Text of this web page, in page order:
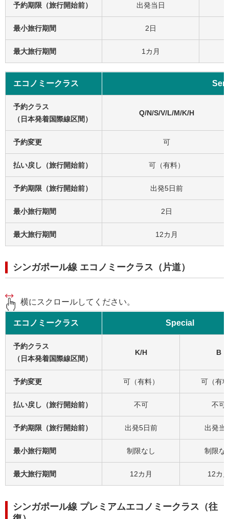
予約期限（旅行開始前） 出発当日
最小旅行期間 2日
最大旅行期間 1カ月
エコノミークラス
予約クラス
（日本発着国際線区間）
Q/N/S/V/L/M/K/H
予約変更 可
払い戻し（旅行開始前） 可（有料）
予約期限（旅行開始前） 出発5日前
最小旅行期間 2日
最大旅行期間 12カ月
シンガポール線 エコノミークラス（片道）
横にスクロールしてください。
エコノミークラス Special
予約クラス
（日本発着国際線区間）
K/H B
予約変更 可（有料） 可（有
払い戻し（旅行開始前） 不可 不可
予約期限（旅行開始前） 出発5日前 出発当
最小旅行期間 制限なし 制限な
最大旅行期間 12カ月 12カ
シンガポール線 プレミアムエコノミークラス（往